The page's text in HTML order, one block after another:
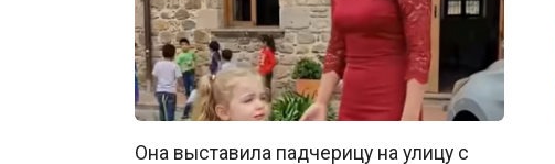
Она выставила падчерицу на улицу с